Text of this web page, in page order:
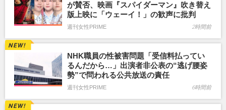
が賛否、映画『スパイダーマン』吹き替え
版上映に「ウェーイ！」の歓声に批判
週刊女性PRIME 2時間前
NHK職員の性被害問題「受信料払ってい
るんだから…」出演者非公表の“逃げ腰姿
勢”で問われる公共放送の責任
週刊女性PRIME 6時間前